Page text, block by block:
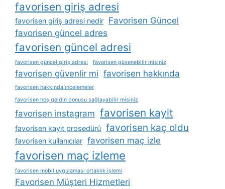
favorisen giriş adresi
favorisen giriş adresi nedir
Favorisen Güncel
favorisen güncel adres
favorisen güncel adresi
favorisen güncel giriş adresi favorisen güvenebilir misiniz
favorisen güvenlir mi favorisen hakkında
favorisen hakkında i̇ncelemeler
favorisen hoş geldin bonusu sağlayabilir misiniz
favorisen instagram favorisen kayit
favorisen kayıt prosedürü favorisen kaç oldu
favorisen kullanıcılar favorisen maç izle
favorisen maç izleme
favorisen mobil uygulaması ortaklık işlemi
Favorisen Müşteri Hizmetleri